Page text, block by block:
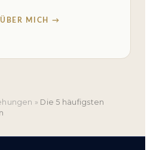
ÜBER MICH →
» Die 5 häufigsten